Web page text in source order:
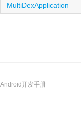
MultiDexApplication
Android开发手册